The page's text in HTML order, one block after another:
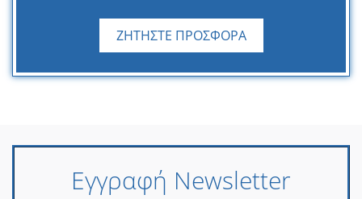
ΖΗΤΗΣΤΕ ΠΡΟΣΦΟΡΑ
Εγγραφή Newsletter